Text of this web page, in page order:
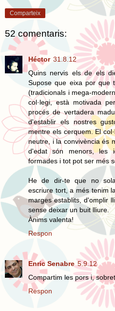
Comparteix
52 comentaris:
Héctor 31.8.12
Quins nervis els de els
Supose que eixa por que
(tradicionals i mega-
col·legi, està motivada
procés de vertadera
d'establir els nostres
mentre els cerquem. El
neutre, i la convivència és
d'edat són menors, les
formades i tot pot ser més
He de dir-te que no
escriure tort, a més tenim
marges establits, d'omplir
sense deixar un buit lliure.
Ànims valenta!
Respon
Enric Senabre 5.9.12
Compartim les pors i,
Respon